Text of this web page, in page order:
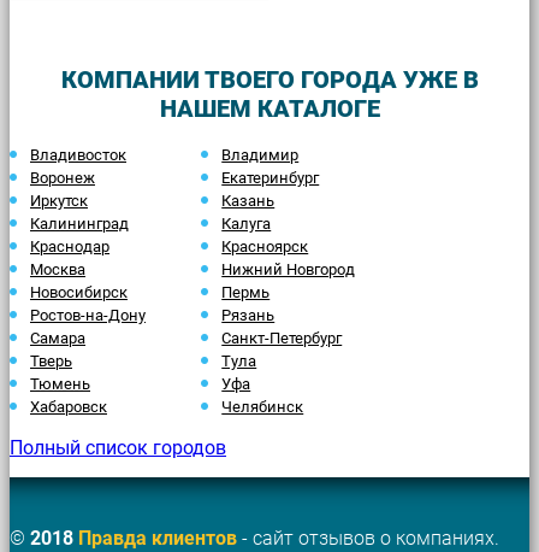
КОМПАНИИ ТВОЕГО ГОРОДА УЖЕ В
НАШЕМ КАТАЛОГЕ
Владивосток
Владимир
Воронеж
Екатеринбург
Иркутск
Казань
Калининград
Калуга
Краснодар
Красноярск
Москва
Нижний Новгород
Новосибирск
Пермь
Ростов-на-Дону
Рязань
Самара
Санкт-Петербург
Тверь
Тула
Тюмень
Уфа
Хабаровск
Челябинск
Полный список городов
© 2018 Правда клиентов - сайт отзывов о компаниях.